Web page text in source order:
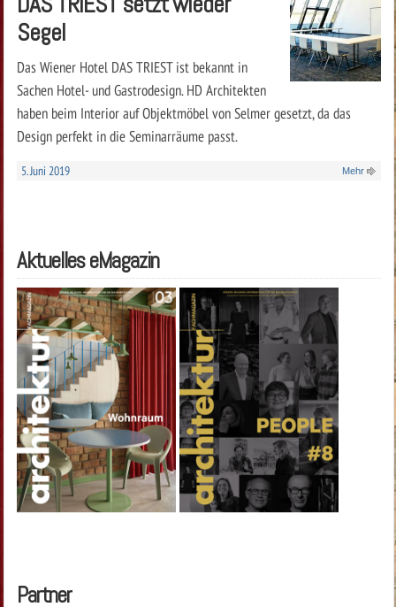
Segel
Das Wiener Hotel DAS TRIEST ist bekannt in
Sachen Hotel- und Gastrodesign. HD Architekten
haben beim Interior auf Objektmöbel von Selmer gesetzt, da das
Design perfekt in die Seminarräume passt.
5. Juni 2019 Mehr
Aktuelles eMagazin
Partner